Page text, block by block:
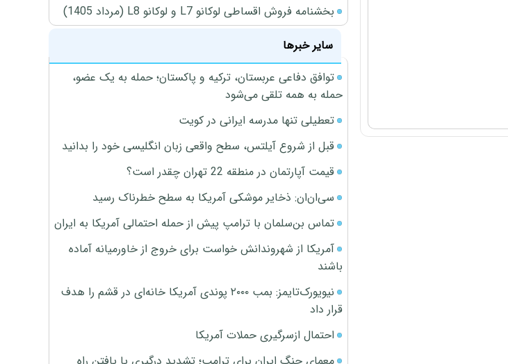
بخشنامه فروش اقساطی لوکانو L7 و لوکانو L8 (مرداد 1405)
سایر خبرها
توافق دفاعی عربستان، ترکیه و پاکستان؛ حمله به یک عضو،
حمله به همه تلقی می‌شود
تعطیلی تنها مدرسه ایرانی در کویت
قبل از شروع آیلتس، سطح واقعی زبان انگلیسی خود را بدانید
قیمت آپارتمان در منطقه 22 تهران چقدر است؟
سی‌ان‌ان: ذخایر موشکی آمریکا به سطح خطرناک رسید
تماس بن‌سلمان با ترامپ پیش از حمله احتمالی آمریکا به ایران
آمریکا از شهروندانش خواست برای خروج از خاورمیانه آماده
باشند
نیویورک‌تایمز: بمب ۲۰۰۰ پوندی آمریکا خانه‌ای در قشم را هدف
قرار داد
احتمال ازسرگیری حملات آمریکا